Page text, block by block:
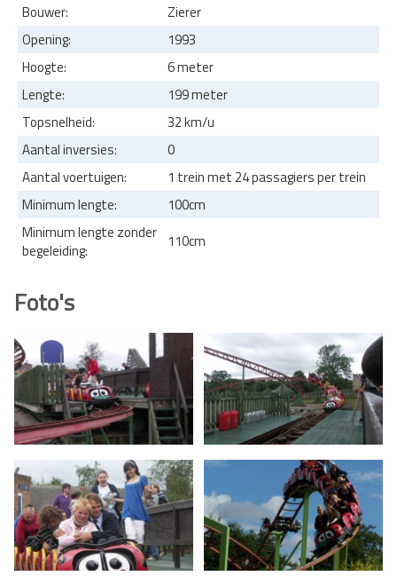
Bouwer:
Zierer
Opening:
1993
Hoogte:
6 meter
Lengte:
199 meter
Topsnelheid:
32 km/u
Aantal inversies:
0
Aantal voertuigen:
1 trein met 24 passagiers per trein
Minimum lengte:
100cm
Minimum lengte zonder
begeleiding:
110cm
Foto's